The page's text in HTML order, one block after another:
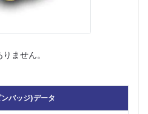
ません。
バッジ)データ